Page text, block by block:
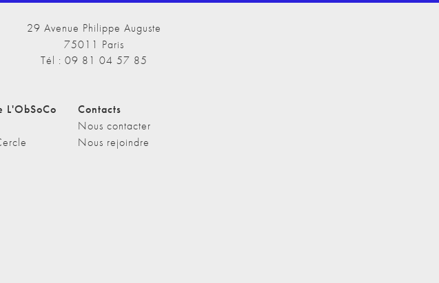
29 Avenue Philippe Auguste
75011 Paris
Tél : 09 81 04 57 85
L'ObSoCo
Contacts
Nous contacter
Nous rejoindre